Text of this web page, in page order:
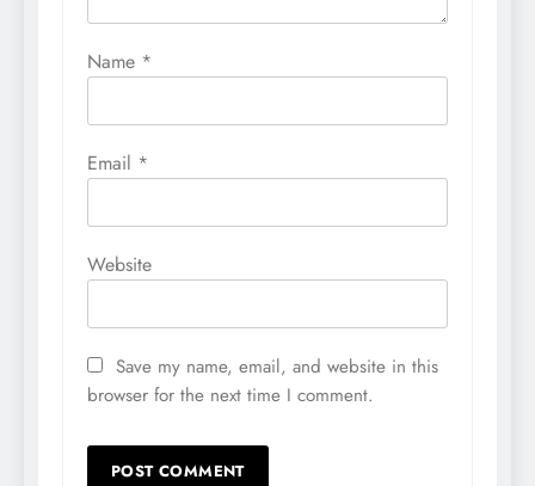
Name *
Email *
Website
Save my name, email, and website in this
browser for the next time I comment.